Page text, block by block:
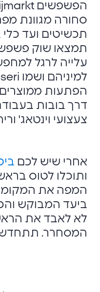
סחורה מגוונת
תכשיטים ועד
תמצאו שוק
עלייה לרגל
הפתעות ממוצרים
דרך בובות
צעצועי וינטאג'
אחרי שיש לכם
ותוכלו לטוס
המפה את
ביעד המבוקש
לא לאבד את
המסחרר.